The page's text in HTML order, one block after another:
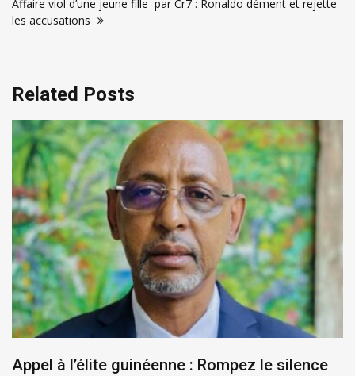
l’article
Affaire viol d’une jeune fille par Cr7 : Ronaldo dément et rejette
les accusations
Related Posts
Appel à l’élite guinéenne : Rompez le silence